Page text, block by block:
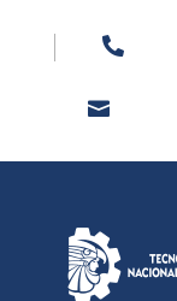

